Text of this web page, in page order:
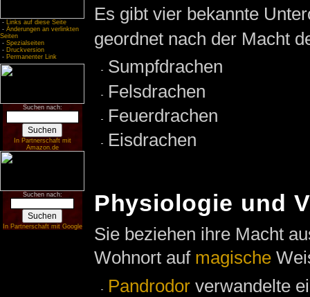
- Links auf diese Seite
- Änderungen an verlinkten
Seiten
- Spezialseiten
- Druckversion
- Permanenter Link
Suchen nach:
In Partnerschaft mit
Amazon.de
Suchen nach:
In Partnerschaft mit Google
Es gibt vier bekannte
geordnet nach der Macht
Sumpfdrachen
Felsdrachen
Feuerdrachen
Eisdrachen
Physiologie und
Sie beziehen ihre Macht
Wohnort auf magische
Pandrodor verwandelte